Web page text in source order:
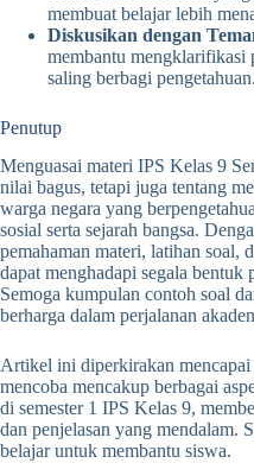
membuat belajar lebih
Diskusikan dengan
membantu mengklarifikasi
saling berbagi pengetahuan.
Penutup
Menguasai materi IPS Kelas 9
nilai bagus, tetapi juga tentang
warga negara yang
sosial serta sejarah bangsa.
pemahaman materi, latihan soal,
dapat menghadapi segala bentuk
Semoga kumpulan contoh soal
berharga dalam perjalanan
Artikel ini diperkirakan mencapai
mencoba mencakup berbagai
di semester 1 IPS Kelas 9,
dan penjelasan yang mendalam.
belajar untuk membantu siswa.